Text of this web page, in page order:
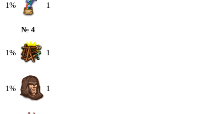
1% 1
№ 4
1% 1
1% 1